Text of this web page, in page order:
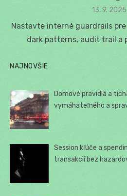
Posted
13. 9. 2025
Nastavte interné guardrails
dark patterns, audit trail a
NAJNOVŠIE
Domové pravidlá a
vymáhateľného a
Session kľúče a
transakcií bez